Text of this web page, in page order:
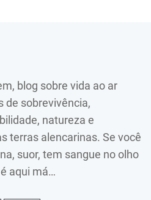
blog sobre vida ao ar
de sobrevivência,
natureza e
terras alencarinas. Se você
suor, tem sangue no olho
aqui má…